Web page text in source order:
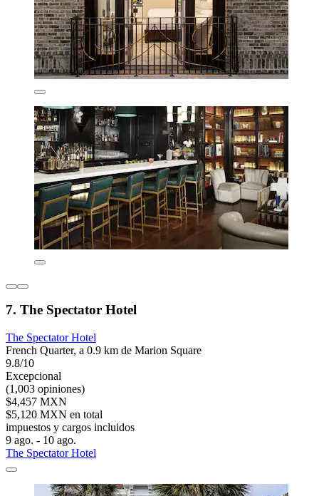
7. The Spectator Hotel
The Spectator Hotel
French Quarter, a 0.9 km de Marion Square
9.8/10
Excepcional
(1,003 opiniones)
$4,457 MXN
$5,120 MXN en total
impuestos y cargos incluidos
9 ago. - 10 ago.
The Spectator Hotel